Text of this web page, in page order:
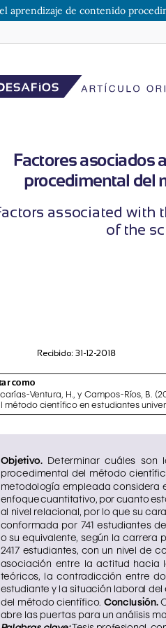
aprendizaje de contenido